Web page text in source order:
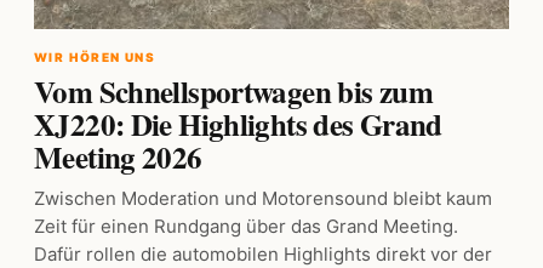
WIR HÖREN UNS
Vom Schnellsportwagen bis zum
XJ220: Die Highlights des Grand
Meeting 2026
Zwischen Moderation und Motorensound bleibt kaum
Zeit für einen Rundgang über das Grand Meeting.
Dafür rollen die automobilen Highlights direkt vor der